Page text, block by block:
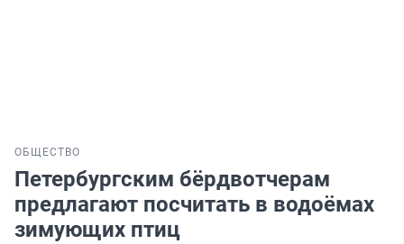
ОБЩЕСТВО
Петербургским бёрдвотчерам
предлагают посчитать в водоёмах
зимующих птиц